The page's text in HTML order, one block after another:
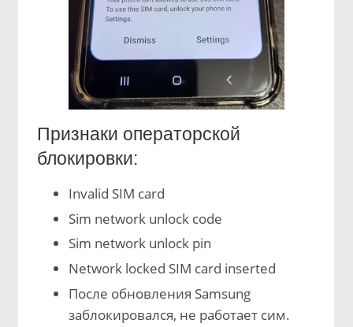
Признаки операторской
блокировки:
Invalid SIM card
Sim network unlock code
Sim network unlock pin
Network locked SIM card inserted
После обновления Samsung
заблокировался, не работает сим.